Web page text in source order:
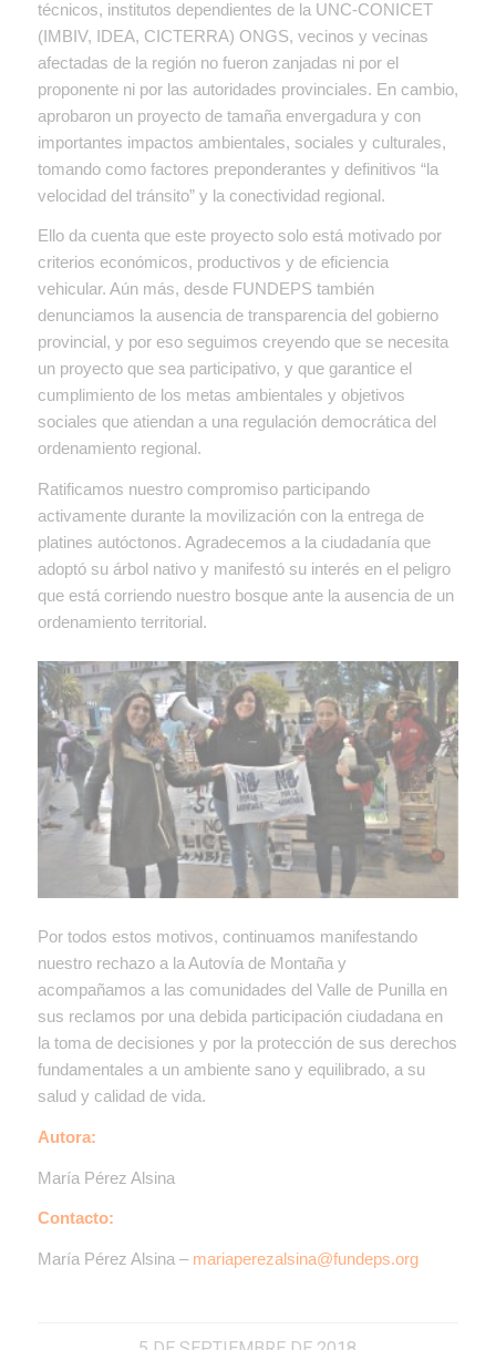
técnicos, institutos dependientes de la UNC-CONICET
(IMBIV, IDEA, CICTERRA) ONGS, vecinos y vecinas
afectadas de la región no fueron zanjadas ni por el
proponente ni por las autoridades provinciales. En cambio,
aprobaron un proyecto de tamaña envergadura y con
importantes impactos ambientales, sociales y culturales,
tomando como factores preponderantes y definitivos “la
velocidad del tránsito” y la conectividad regional.
Ello da cuenta que este proyecto solo está motivado por
criterios económicos, productivos y de eficiencia
vehicular. Aún más, desde FUNDEPS también
denunciamos la ausencia de transparencia del gobierno
provincial, y por eso seguimos creyendo que se necesita
un proyecto que sea participativo, y que garantice el
cumplimiento de los metas ambientales y objetivos
sociales que atiendan a una regulación democrática del
ordenamiento regional.
Ratificamos nuestro compromiso participando
activamente durante la movilización con la entrega de
platines autóctonos. Agradecemos a la ciudadanía que
adoptó su árbol nativo y manifestó su interés en el peligro
que está corriendo nuestro bosque ante la ausencia de un
ordenamiento territorial.
Por todos estos motivos, continuamos manifestando
nuestro rechazo a la Autovía de Montaña y
acompañamos a las comunidades del Valle de Punilla en
sus reclamos por una debida participación ciudadana en
la toma de decisiones y por la protección de sus derechos
fundamentales a un ambiente sano y equilibrado, a su
salud y calidad de vida.
Autora:
María Pérez Alsina
Contacto:
María Pérez Alsina – mariaperezalsina@fundeps.org